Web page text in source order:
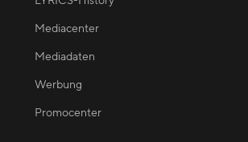
Mediacenter
Mediadaten
Werbung
Promocenter